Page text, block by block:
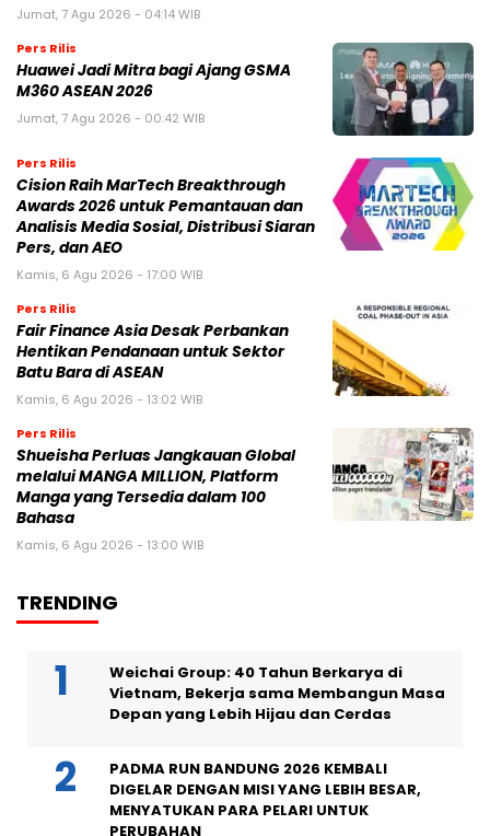
Jumat, 7 Agu 2026 - 04:14 WIB
Pers Rilis
Huawei Jadi Mitra bagi Ajang GSMA
M360 ASEAN 2026
Jumat, 7 Agu 2026 - 00:42 WIB
Pers Rilis
Cision Raih MarTech Breakthrough
Awards 2026 untuk Pemantauan dan
Analisis Media Sosial, Distribusi Siaran
Pers, dan AEO
Kamis, 6 Agu 2026 - 17:00 WIB
Pers Rilis
Fair Finance Asia Desak Perbankan
Hentikan Pendanaan untuk Sektor
Batu Bara di ASEAN
Kamis, 6 Agu 2026 - 13:02 WIB
Pers Rilis
Shueisha Perluas Jangkauan Global
melalui MANGA MILLION, Platform
Manga yang Tersedia dalam 100
Bahasa
Kamis, 6 Agu 2026 - 13:00 WIB
TRENDING
Weichai Group: 40 Tahun Berkarya di
Vietnam, Bekerja sama Membangun Masa
Depan yang Lebih Hijau dan Cerdas
PADMA RUN BANDUNG 2026 KEMBALI
DIGELAR DENGAN MISI YANG LEBIH BESAR,
MENYATUKAN PARA PELARI UNTUK
PERUBAHAN